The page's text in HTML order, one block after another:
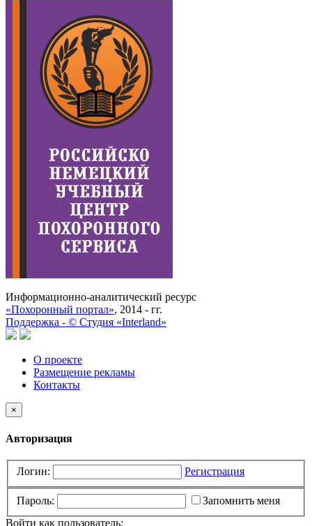
Информационно-аналитический ресурс
«Похоронный портал», 2014 - гг.
Поддержка - © Cтудия «Interland»
О проекте
Размещение рекламы
Контакты
×
Авторизация
Логин: Регистрация
Пароль:
Запомнить меня
Войти как пользователь: